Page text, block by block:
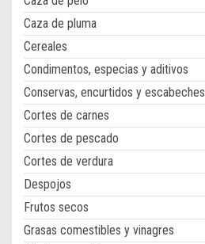
Caza de pluma
Cereales
Condimentos, especias y aditivos
Conservas, encurtidos y escabeches
Cortes de carnes
Cortes de pescado
Cortes de verdura
Despojos
Frutos secos
Grasas comestibles y vinagres